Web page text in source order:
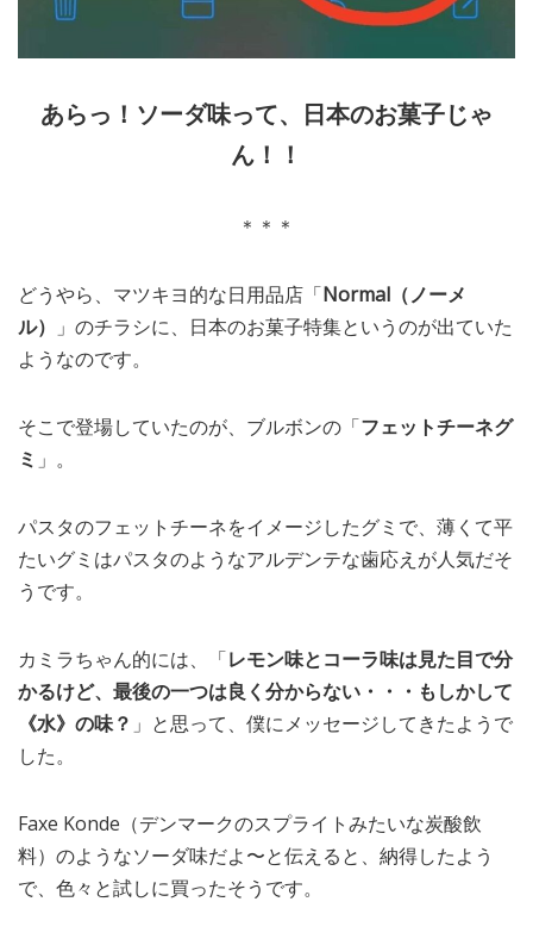
あらっ！ソーダ味って、日本のお菓子じゃ
ん！！
＊＊＊
どうやら、マツキヨ的な日用品店「Normal（ノーメ
ル）
」のチラシに、日本のお菓子特集というのが出ていた
ようなのです。
そこで登場していたのが、ブルボンの「フェットチーネグ
ミ 」。
パスタのフェットチーネをイメージしたグミで、薄くて平
たいグミはパスタのようなアルデンテな歯応えが人気だそ
うです。
カミラちゃん的には、「レモン味とコーラ味は見た目で分
かるけど、最後の一つは良く分からない・・・もしかして
《水》の味？ 」と思って、僕にメッセージしてきたようで
した。
Faxe Konde（デンマークのスプライトみたいな炭酸飲
料）のようなソーダ味だよ〜と伝えると、納得したよう
で、色々と試しに買ったそうです。